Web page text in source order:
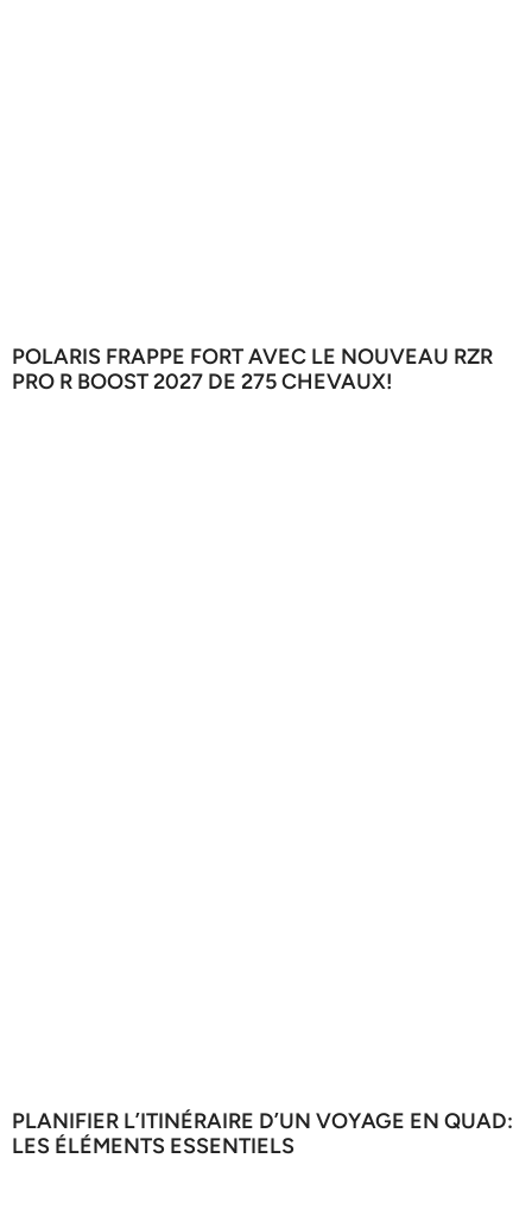
POLARIS FRAPPE FORT AVEC LE NOUVEAU RZR
PRO R BOOST 2027 DE 275 CHEVAUX!
PLANIFIER L’ITINÉRAIRE D’UN VOYAGE EN QUAD:
LES ÉLÉMENTS ESSENTIELS